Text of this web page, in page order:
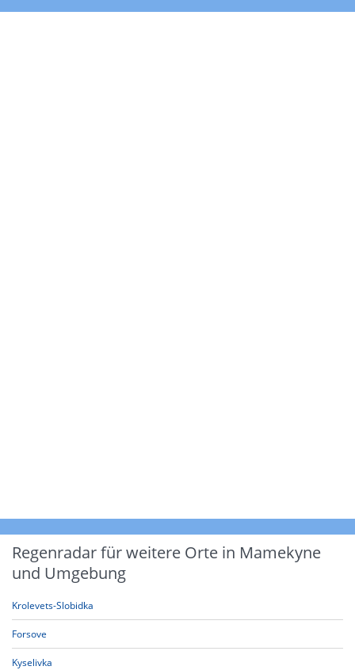
Regenradar für weitere Orte in Mamekyne
und Umgebung
Krolevets-Slobidka
Forsove
Kyselivka